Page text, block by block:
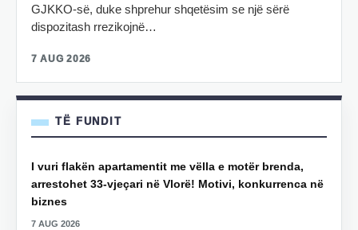
GJKKO-së, duke shprehur shqetësim se një sërë
dispozitash rrezikojnë…
7 AUG 2026
TË FUNDIT
I vuri flakën apartamentit me vëlla e motër brenda,
arrestohet 33-vjeçari në Vlorë! Motivi, konkurrenca në
biznes
7 AUG 2026